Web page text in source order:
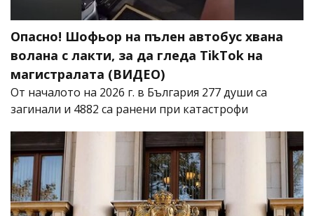
Опасно! Шофьор на пълен автобус хвана
волана с лакти, за да гледа TikTok на
магистралата (ВИДЕО)
От началото на 2026 г. в България 277 души са
загинали и 4882 са ранени при катастрофи